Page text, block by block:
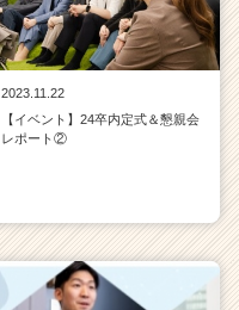
2023.11.22
【イベント】24卒内定式＆懇親会
レポート②